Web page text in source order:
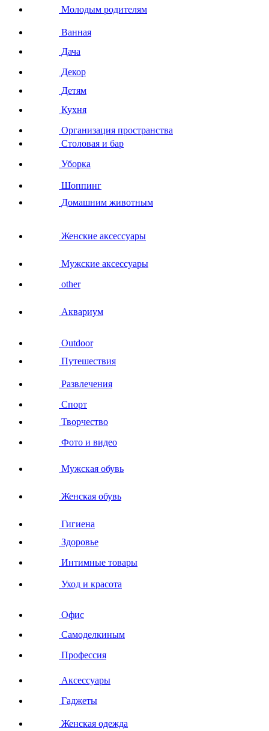
Молодым родителям
Ванная
Дача
Декор
Детям
Кухня
Организация пространства
Столовая и бар
Уборка
Шоппинг
Домашним животным
Женские аксессуары
Мужские аксессуары
other
Аквариум
Outdoor
Путешествия
Развлечения
Спорт
Творчество
Фото и видео
Мужская обувь
Женская обувь
Гигиена
Здоровье
Интимные товары
Уход и красота
Офис
Самоделкиным
Профессия
Аксессуары
Гаджеты
Женская одежда